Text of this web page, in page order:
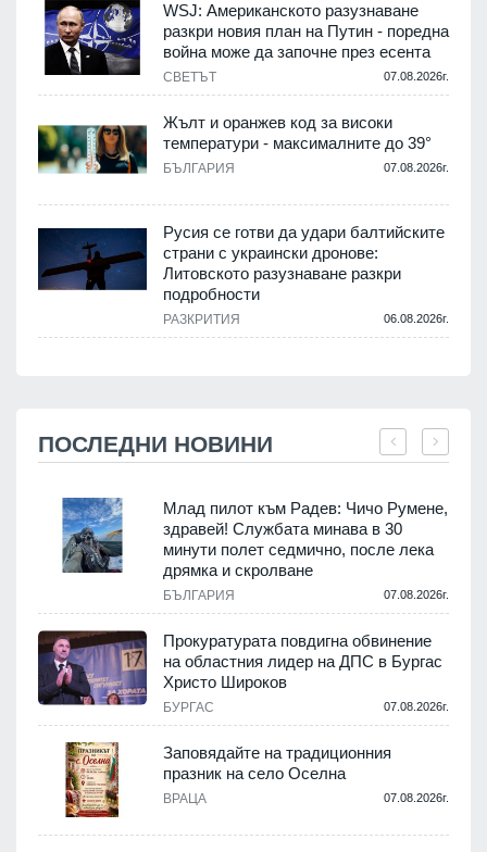
WSJ: Американското разузнаване
разкри новия план на Путин - поредна
война може да започне през есента
СВЕТЪТ 07.08.2026г.
Жълт и оранжев код за високи
температури - максималните до 39°
БЪЛГАРИЯ 07.08.2026г.
Русия се готви да удари балтийските
страни с украински дронове:
Литовското разузнаване разкри
подробности
РАЗКРИТИЯ 06.08.2026г.
ПОСЛЕДНИ НОВИНИ
Млад пилот към Радев: Чичо Румене,
здравей! Службата минава в 30
минути полет седмично, после лека
дрямка и скролване
БЪЛГАРИЯ 07.08.2026г.
Прокуратурата повдигна обвинение
на областния лидер на ДПС в Бургас
Христо Широков
БУРГАС 07.08.2026г.
Заповядайте на традиционния
празник на село Оселна
ВРАЦА 07.08.2026г.